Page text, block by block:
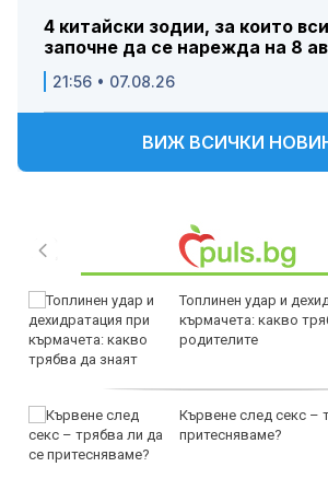
4 китайски зодии, за които
започне да се нарежда на 8
21:56 • 07.08.26
ВИЖ ВСИЧКИ
Топлинен удар и
кърмачета: какво
родителите
Кървене след секс –
притесняваме?